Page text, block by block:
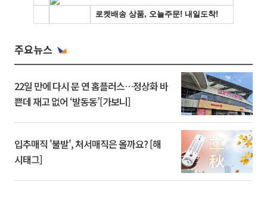
주요뉴스
22일 만에 다시 문 연 홈플러스…정상화 바
쁜데 재고 없어 ‘발동동’[가보니]
입추매직 '불발', 처서매직은 올까요? [해
시태그]